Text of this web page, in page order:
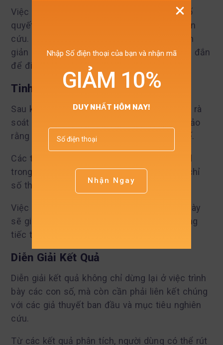
Việc tinh chỉnh và diễn giải kết quả là yếu tố
quyết định đến tính hiệu quả của một nghiên
cứu. Những kết quả thu được không chỉ đơn
giản là con số, mà còn phải được hiểu đúng đắn
để đi đến những kết luận chính xác.
Tinh Chỉnh Kết Quả
Sau khi thực hiện phân tích, người dùng cần rà
soát và tinh chỉnh lại các kết quả để đảm bảo
rằng chúng phản ánh đúng tình hình thực tế.
Các thông số cần chú ý bao gồm R-squared
trong hồi quy, p-value trong ANOVA, và các chỉ
số thống kê khác.
Việc nhiệt tình và cẩn thận trong quá trình này
sẽ giúp người dùng tránh những sai lầm đáng
tiếc trong diễn giải kết quả.
Diễn Giải Kết Quả
Diễn giải kết quả không chỉ dừng lại ở việc trình
bày các con số, mà còn cần phải liên kết chúng
với các giả thuyết ban đầu và mục tiêu nghiên
cứu.
Từ các kết quả phân tích, người dùng có thể rút
Nhập Số điện thoại của bạn và nhận mã
GIẢM 10%
DUY NHẤT HÔM NAY!
Nhận Ngay